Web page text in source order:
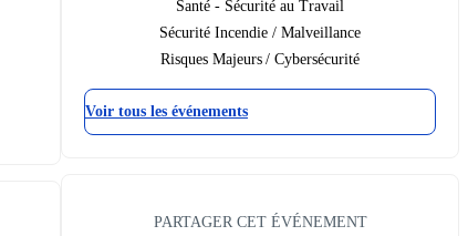
Santé - Sécurité au Travail
Sécurité Incendie / Malveillance
Risques Majeurs / Cybersécurité
Voir tous les événements
PARTAGER CET ÉVÉNEMENT